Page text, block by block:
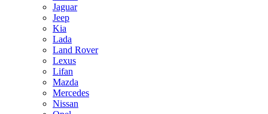
Jaguar
Jeep
Kia
Lada
Land Rover
Lexus
Lifan
Mazda
Mercedes
Nissan